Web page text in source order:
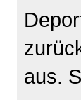
aus.